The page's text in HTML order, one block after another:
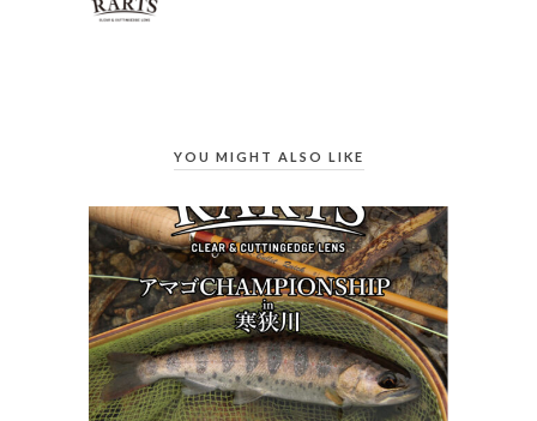
YOU MIGHT ALSO LIKE